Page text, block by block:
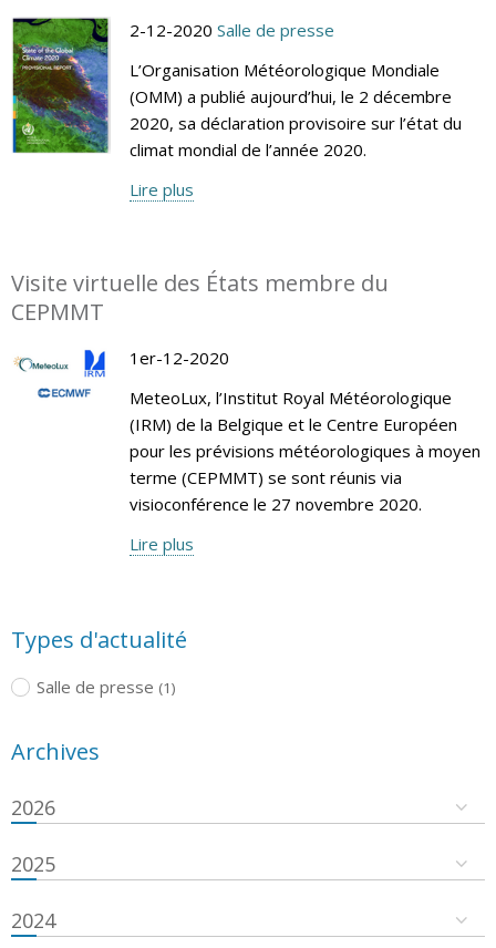
2-12-2020 Salle de presse
L’Organisation Météorologique Mondiale
(OMM) a publié aujourd’hui, le 2 décembre
2020, sa déclaration provisoire sur l’état du
climat mondial de l’année 2020.
Lire plus
Visite virtuelle des États membre du
CEPMMT
1er-12-2020
MeteoLux, l’Institut Royal Météorologique
(IRM) de la Belgique et le Centre Européen
pour les prévisions météorologiques à moyen
terme (CEPMMT) se sont réunis via
visioconférence le 27 novembre 2020.
Lire plus
Types d'actualité
Salle de presse (1)
Archives
2026
2025
2024